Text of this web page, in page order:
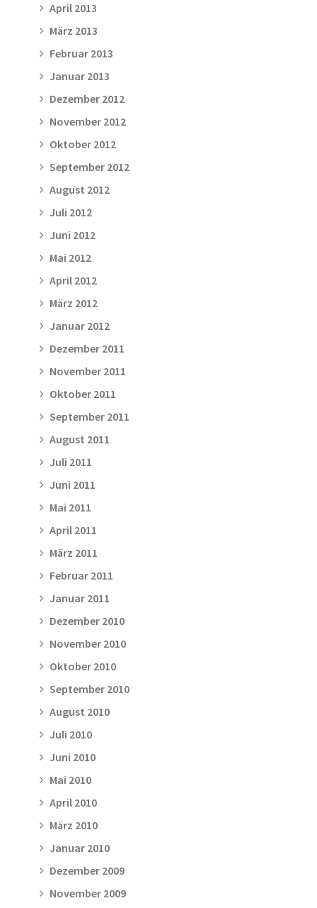
April 2013
März 2013
Februar 2013
Januar 2013
Dezember 2012
November 2012
Oktober 2012
September 2012
August 2012
Juli 2012
Juni 2012
Mai 2012
April 2012
März 2012
Januar 2012
Dezember 2011
November 2011
Oktober 2011
September 2011
August 2011
Juli 2011
Juni 2011
Mai 2011
April 2011
März 2011
Februar 2011
Januar 2011
Dezember 2010
November 2010
Oktober 2010
September 2010
August 2010
Juli 2010
Juni 2010
Mai 2010
April 2010
März 2010
Januar 2010
Dezember 2009
November 2009